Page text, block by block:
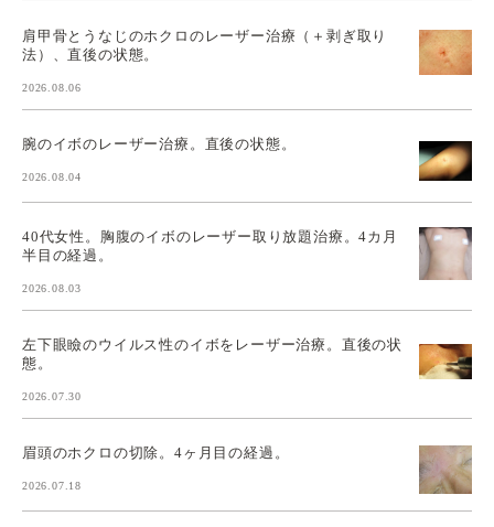
肩甲骨とうなじのホクロのレーザー治療（＋剥ぎ取り
法）、直後の状態。
2026.08.06
腕のイボのレーザー治療。直後の状態。
2026.08.04
40代女性。胸腹のイボのレーザー取り放題治療。4カ月
半目の経過。
2026.08.03
左下眼瞼のウイルス性のイボをレーザー治療。直後の状
態。
2026.07.30
眉頭のホクロの切除。4ヶ月目の経過。
2026.07.18